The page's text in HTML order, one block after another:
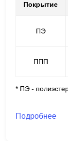
Покрытие
ПЭ
ППП
* ПЭ -
Подробнее